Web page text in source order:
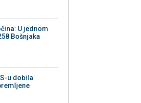
U jednom
Bošnjaka
u dobila